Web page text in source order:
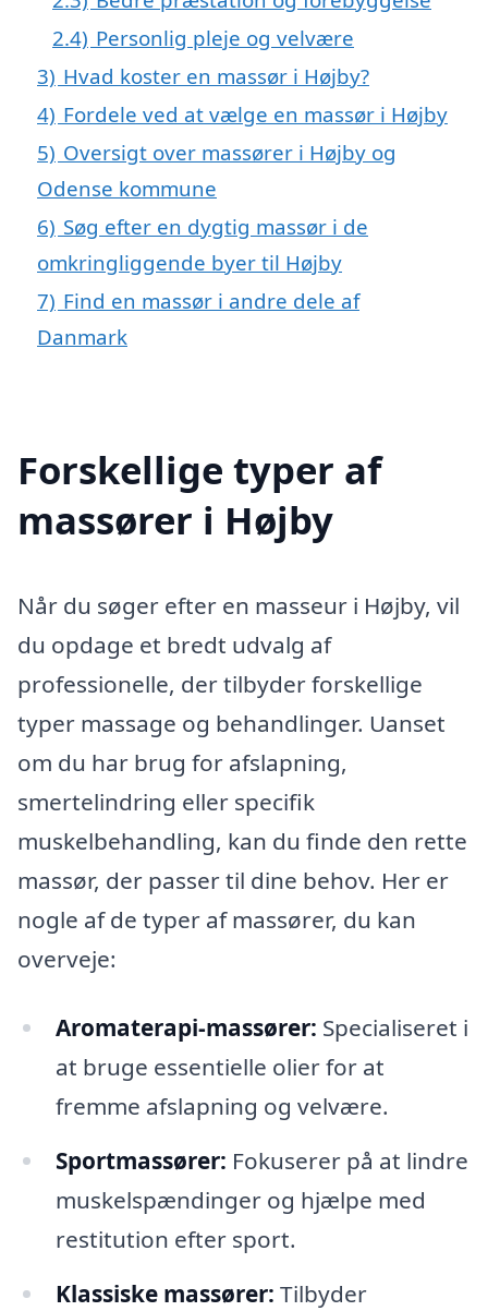
2.4) Personlig pleje og velvære
3) Hvad koster en massør i Højby?
4) Fordele ved at vælge en massør i Højby
5) Oversigt over massører i Højby og
Odense kommune
6) Søg efter en dygtig massør i de
omkringliggende byer til Højby
7) Find en massør i andre dele af
Danmark
Forskellige typer af
massører i Højby
Når du søger efter en masseur i Højby, vil
du opdage et bredt udvalg af
professionelle, der tilbyder forskellige
typer massage og behandlinger. Uanset
om du har brug for afslapning,
smertelindring eller specifik
muskelbehandling, kan du finde den rette
massør, der passer til dine behov. Her er
nogle af de typer af massører, du kan
overveje:
Aromaterapi-massører: Specialiseret i
at bruge essentielle olier for at
fremme afslapning og velvære.
Sportmassører: Fokuserer på at lindre
muskelspændinger og hjælpe med
restitution efter sport.
Klassiske massører: Tilbyder